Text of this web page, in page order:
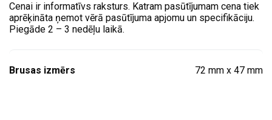
Cenai ir informatīvs raksturs. Katram pasūtījumam cena tiek
aprēķināta ņemot vērā pasūtījuma apjomu un specifikāciju.
Piegāde 2 – 3 nedēļu laikā.
Brusas izmērs 72 mm x 47 mm